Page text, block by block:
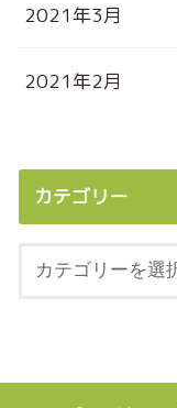
2021年3月
2021年2月
カテゴリー